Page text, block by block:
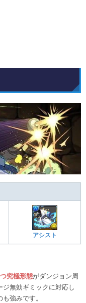
アシスト
究極形態がダンジョン周
無効ギミックに対応し
強みです。